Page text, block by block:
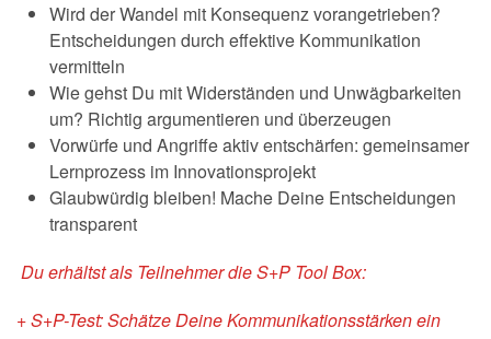
Wird der Wandel mit Konsequenz vorangetrieben?
Entscheidungen durch effektive Kommunikation
vermitteln
Wie gehst Du mit Widerständen und Unwägbarkeiten
um? Richtig argumentieren und überzeugen
Vorwürfe und Angriffe aktiv entschärfen: gemeinsamer
Lernprozess im Innovationsprojekt
Glaubwürdig bleiben! Mache Deine Entscheidungen
transparent
Du erhältst als Teilnehmer die S+P Tool Box:
+ S+P-Test: Schätze Deine Kommunikationsstärken ein